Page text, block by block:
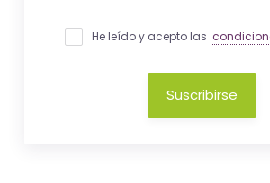
He leído y acepto las
Suscribirse